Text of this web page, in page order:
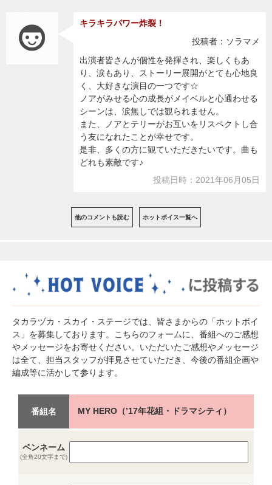
キラキラパワー炸裂！
投稿者：ソラマメ
出演者皆さんが個性を発揮され、楽しくもあ
り、涙もあり、ストーリー展開がとても心地良
く、大好きな演目の一つです☆
ノアがみせる心の成長がメイベルと心通わせる
シーンは、涙無しでは観られません。
また、ノアとテリーがお互いをリスペクトし合
う友になれたことが幸せです。
是非、多くの方に観ていただきたいです。曲も
どれも素敵です♪
投稿日時：2021年06月05日
他のコメントも読む ホットボイス一覧へ
タカラヅカ・スカイ・ステージでは、皆さまからの「ホットボイ
ス」を募集しております。こちらのフォームに、番組へのご感想
やメッセージをお寄せください。いただいたご感想やメッセージ
は全て、担当スタッフが拝見させていただき、今後の番組企画や
編成等に活かして参ります。
番組名 MY HERO（’17年花組・ドラマシティ）
ペンネーム
(全角20文字まで)